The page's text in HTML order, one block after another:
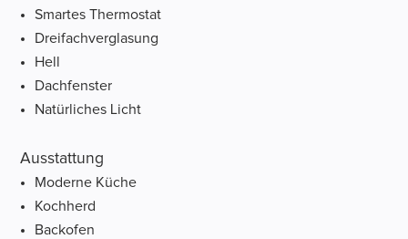
Smartes Thermostat
Dreifachverglasung
Hell
Dachfenster
Natürliches Licht
Ausstattung
Moderne Küche
Kochherd
Backofen